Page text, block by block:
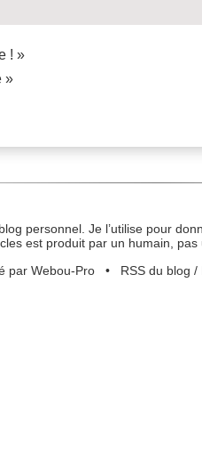
! »
»
personnel. Je l’utilise pour
est produit par un humain,
par Webou-Pro• RSS du blog /